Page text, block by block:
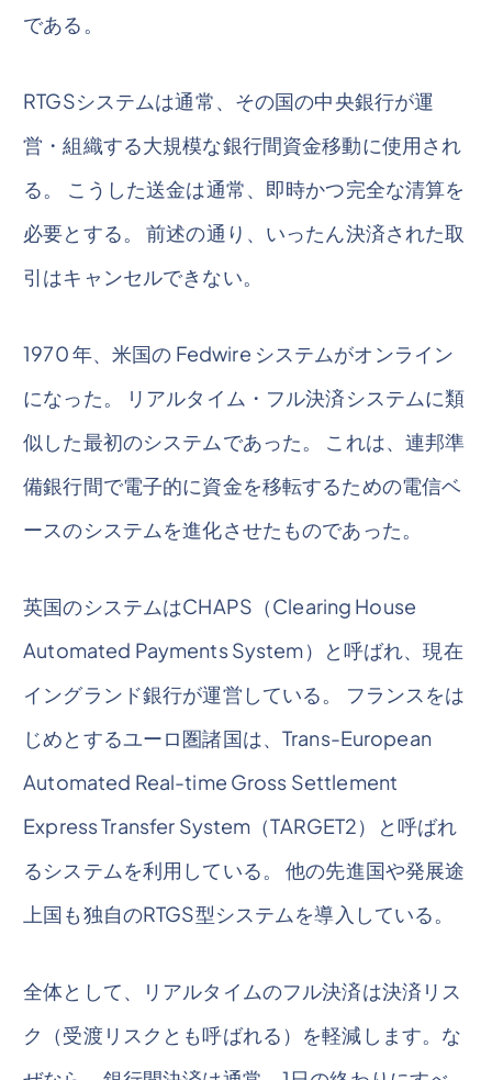
である。
RTGSシステムは通常、その国の中央銀行が運
営・組織する大規模な銀行間資金移動に使用され
る。 こうした送金は通常、即時かつ完全な清算を
必要とする。 前述の通り、いったん決済された取
引はキャンセルできない。
1970 年、米国の Fedwire システムがオンライン
になった。 リアルタイム・フル決済システムに類
似した最初のシステムであった。 これは、連邦準
備銀行間で電子的に資金を移転するための電信ベ
ースのシステムを進化させたものであった。
英国のシステムはCHAPS（Clearing House
Automated Payments System）と呼ばれ、現在
イングランド銀行が運営している。 フランスをは
じめとするユーロ圏諸国は、Trans-European
Automated Real-time Gross Settlement
Express Transfer System（TARGET2）と呼ばれ
るシステムを利用している。 他の先進国や発展途
上国も独自のRTGS型システムを導入している。
全体として、リアルタイムのフル決済は決済リス
ク（受渡リスクとも呼ばれる）を軽減します。な